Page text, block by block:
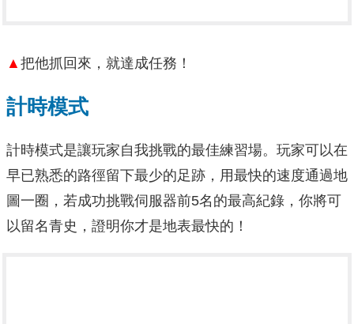
▲ 把他抓回來，就達成任務！
計時模式
計時模式是讓玩家自我挑戰的最佳練習場。玩家可以在
早已熟悉的路徑留下最少的足跡，用最快的速度通過地
圖一圈，若成功挑戰伺服器前5名的最高紀錄，你將可
以留名青史，證明你才是地表最快的！